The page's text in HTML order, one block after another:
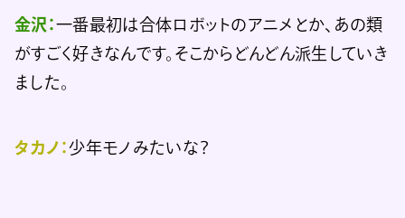
金沢：一番最初は合体ロボットのアニメとか、あの類
がすごく好きなんです。そこからどんどん派生していき
ました。
タカノ：少年モノみたいな？